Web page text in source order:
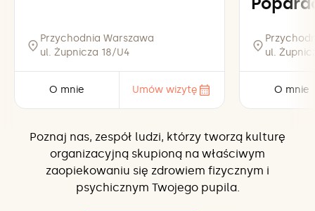
Przychodnia Warszawa
ul. Żupnicza 18/U4
O mnie Umów wizytę
ul.
O mnie
Poznaj nas, zespół ludzi, którzy tworzą kulturę
organizacyjną skupioną na właściwym
zaopiekowaniu się zdrowiem fizycznym i
psychicznym Twojego pupila.